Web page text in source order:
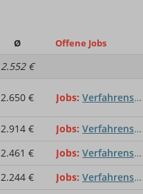
Ø Offene Jobs
2.552 €
2.650 € Jobs Verfahrensmechaniker - Glastechnik
2.914 € Jobs Verfahrensmechaniker - Glastechnik
2.461 € Jobs Verfahrensmechaniker - Glastechnik
2.244 € Jobs Verfahrensmechaniker - Glastechnik